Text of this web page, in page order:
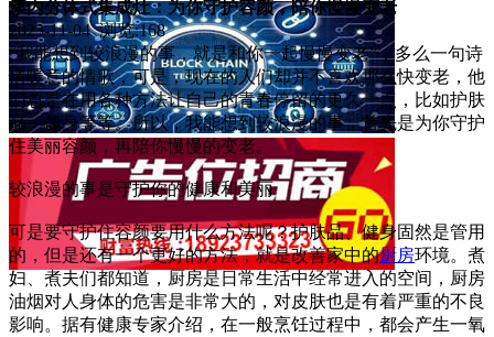
康内分体式集成灶：为你守护容颜，陪你慢慢变老
2023-11-04 浏览:168
“我能想到较浪漫的事，就是和你一起慢慢变老”，多么一句诗
情暖意的情歌，可是，现在的人们却并不喜欢那么快变老，他
们总是在用各种方法让自己的青春停留的更久一点，比如护肤
品、健身等等。所以，我能想到较浪漫的事，首先是为你守护
住美丽容颜，再陪你慢慢的变老。
较浪漫的事是守护你的健康和美丽
可是要守护住容颜要用什么方法呢？护肤品、健身固然是管用
的，但是还有一个更好的方法，就是改善家中的厨房环境。煮
妇、煮夫们都知道，厨房是日常生活中经常进入的空间，厨房
油烟对人身体的危害是非常大的，对皮肤也是有着严重的不良
影响。据有健康专家介绍，在一般烹饪过程中，都会产生一氧